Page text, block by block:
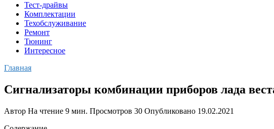
Тест-драйвы
Комплектации
Техобслуживание
Ремонт
Тюнинг
Интересное
Главная
Сигнализаторы комбинации приборов лада
Автор На чтение 9 мин. Просмотров 30 Опубликовано 19.02.2021